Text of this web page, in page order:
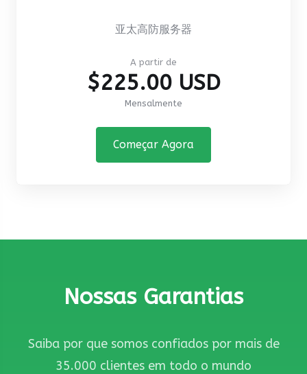
亚太高防服务器
A partir de
$225.00 USD
Mensalmente
Começar Agora
Nossas Garantias
Saiba por que somos confiados por mais de
35.000 clientes em todo o mundo